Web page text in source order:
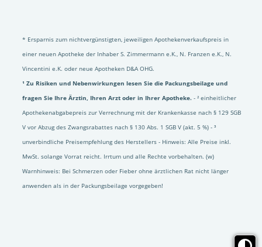
* Ersparnis zum nichtvergünstigten, jeweiligen Apothekenverkaufspreis in
einer neuen Apotheke der Inhaber S. Zimmermann e.K., N. Franzen e.K., N.
Vincentini e.K. oder neue Apotheken D&A OHG.
¹ Zu Risiken und Nebenwirkungen lesen Sie die Packungsbeilage und
fragen Sie Ihre Ärztin, Ihren Arzt oder in Ihrer Apotheke. - ² einheitlicher
Apothekenabgabepreis zur Verrechnung mit der Krankenkasse nach § 129 SGB
V vor Abzug des Zwangsrabattes nach § 130 Abs. 1 SGB V (akt. 5 %) - ³
unverbindliche Preisempfehlung des Herstellers - Hinweis: Alle Preise inkl.
MwSt. solange Vorrat reicht. Irrtum und alle Rechte vorbehalten. (w)
Warnhinweis: Bei Schmerzen oder Fieber ohne ärztlichen Rat nicht länger
anwenden als in der Packungsbeilage vorgegeben!